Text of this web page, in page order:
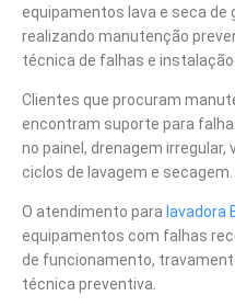
equipamentos lava e seca de
realizando manutenção
técnica de falhas e
Clientes que procuram
encontram suporte para
no painel, drenagem
ciclos de lavagem e secagem.
O atendimento para lavadora
equipamentos com falhas
de funcionamento,
técnica preventiva.